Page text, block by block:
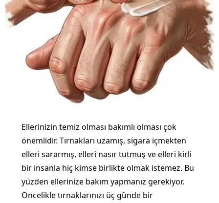
Ellerinizin temiz olması bakımlı olması çok
önemlidir. Tırnakları uzamış, sigara içmekten
elleri sararmış, elleri nasır tutmuş ve elleri kirli
bir insanla hiç kimse birlikte olmak istemez. Bu
yüzden ellerinize bakım yapmanız gerekiyor.
Öncelikle tırnaklarınızı üç günde bir